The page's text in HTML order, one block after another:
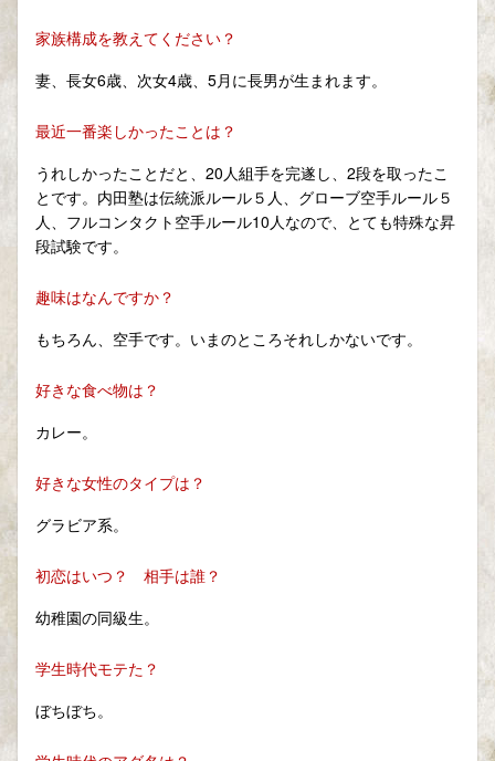
家族構成を教えてください？
妻、長女6歳、次女4歳、5月に長男が生まれます。
最近一番楽しかったことは？
うれしかったことだと、20人組手を完遂し、2段を取ったこ
とです。内田塾は伝統派ルール５人、グローブ空手ルール５
人、フルコンタクト空手ルール10人なので、とても特殊な昇
段試験です。
趣味はなんですか？
もちろん、空手です。いまのところそれしかないです。
好きな食べ物は？
カレー。
好きな女性のタイプは？
グラビア系。
初恋はいつ？ 相手は誰？
幼稚園の同級生。
学生時代モテた？
ぼちぼち。